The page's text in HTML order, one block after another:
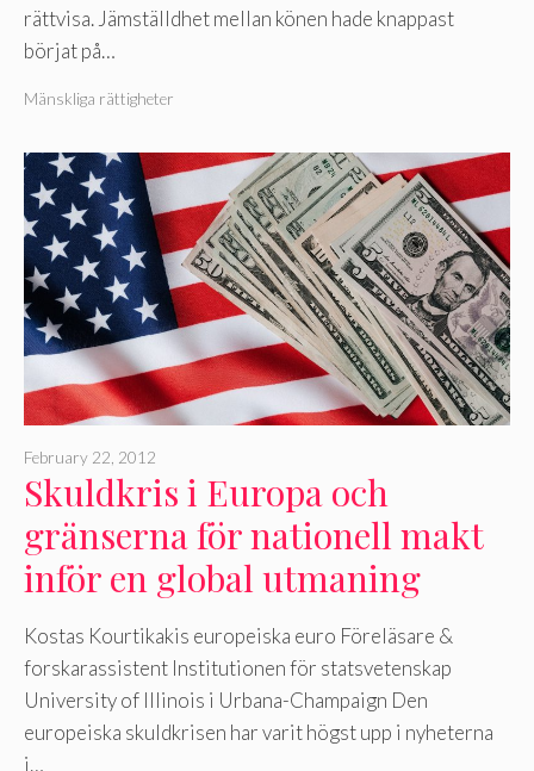
rättvisa. Jämställdhet mellan könen hade knappast
börjat på…
Mänskliga rättigheter
Skuldkris i Europa och
gränserna för nationell makt
inför en global utmaning
February 22, 2012
Kostas Kourtikakis europeiska euro Föreläsare &
forskarassistent Institutionen för statsvetenskap
University of Illinois i Urbana-Champaign Den
europeiska skuldkrisen har varit högst upp i nyheterna
i…